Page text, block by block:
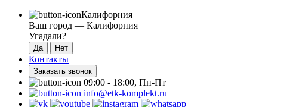
Калифорния
Ваш город — Калифорния
Угадали?
Контакты
Заказать звонок
09:00 - 18:00, Пн-Пт
info@etk-komplekt.ru